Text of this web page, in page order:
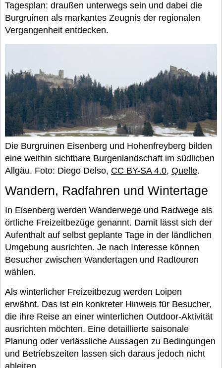
Tagesplan: draußen unterwegs sein und dabei die
Burgruinen als markantes Zeugnis der regionalen
Vergangenheit entdecken.
Die Burgruinen Eisenberg und Hohenfreyberg bilden
eine weithin sichtbare Burgenlandschaft im südlichen
Allgäu. Foto: Diego Delso, CC BY-SA 4.0, Quelle.
Wandern, Radfahren und Wintertage
In Eisenberg werden Wanderwege und Radwege als
örtliche Freizeitbezüge genannt. Damit lässt sich der
Aufenthalt auf selbst geplante Tage in der ländlichen
Umgebung ausrichten. Je nach Interesse können
Besucher zwischen Wandertagen und Radtouren
wählen.
Als winterlicher Freizeitbezug werden Loipen
erwähnt. Das ist ein konkreter Hinweis für Besucher,
die ihre Reise an einer winterlichen Outdoor-Aktivität
ausrichten möchten. Eine detaillierte saisonale
Planung oder verlässliche Aussagen zu Bedingungen
und Betriebszeiten lassen sich daraus jedoch nicht